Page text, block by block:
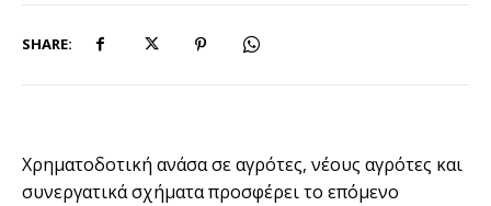
SHARE:
Χρηματοδοτική ανάσα σε αγρότες, νέους αγρότες και
συνεργατικά σχήματα προσφέρει το επόμενο